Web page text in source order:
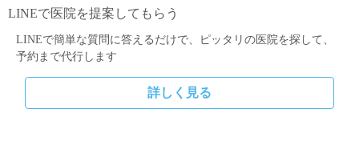
LINEで医院を提案してもらう
LINEで簡単な質問に答えるだけで、ピッタリの医院を探して、
予約まで代行します
詳しく見る